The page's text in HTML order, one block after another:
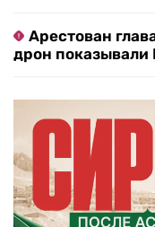
Арестован
дрон показывали